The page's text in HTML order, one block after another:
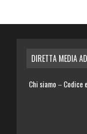
DIRETTA MEDIA
Chi siamo – Codice